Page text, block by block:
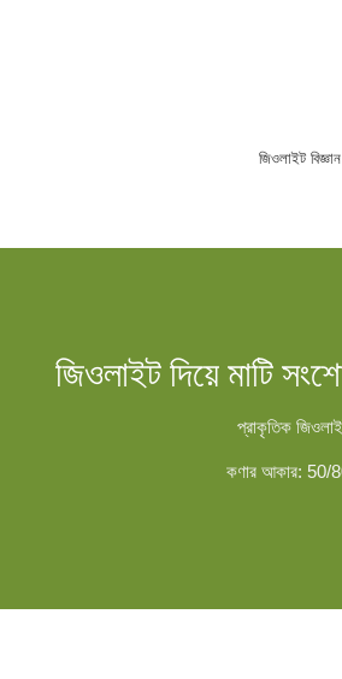
জিওলাইট বিজ্ঞান
জিওলাইট দিয়ে মাটি
প্রাকৃতিক
কণার আকার: